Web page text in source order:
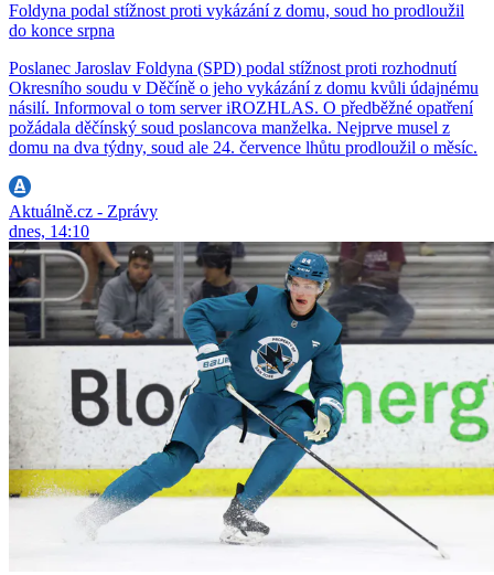
Foldyna podal stížnost proti vykázání z domu, soud ho prodloužil
do konce srpna
Poslanec Jaroslav Foldyna (SPD) podal stížnost proti rozhodnutí
Okresního soudu v Děčíně o jeho vykázání z domu kvůli údajnému
násilí. Informoval o tom server iROZHLAS. O předběžné opatření
požádala děčínský soud poslancova manželka. Nejprve musel z
domu na dva týdny, soud ale 24. července lhůtu prodloužil o měsíc.
Aktuálně.cz - Zprávy
dnes, 14:10